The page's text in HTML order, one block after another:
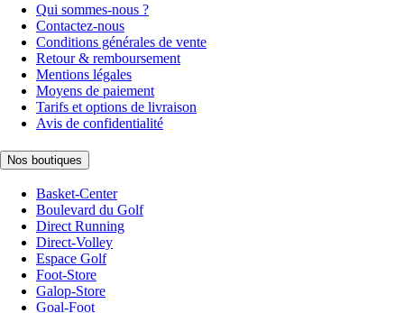
Qui sommes-nous ?
Contactez-nous
Conditions générales de vente
Retour & remboursement
Mentions légales
Moyens de paiement
Tarifs et options de livraison
Avis de confidentialité
Nos boutiques
Basket-Center
Boulevard du Golf
Direct Running
Direct-Volley
Espace Golf
Foot-Store
Galop-Store
Goal-Foot